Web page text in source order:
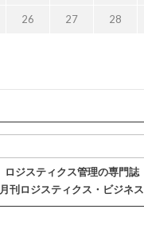
26 27 28
ロジスティクス管理の専門誌
月刊ロジスティクス・ビジネス